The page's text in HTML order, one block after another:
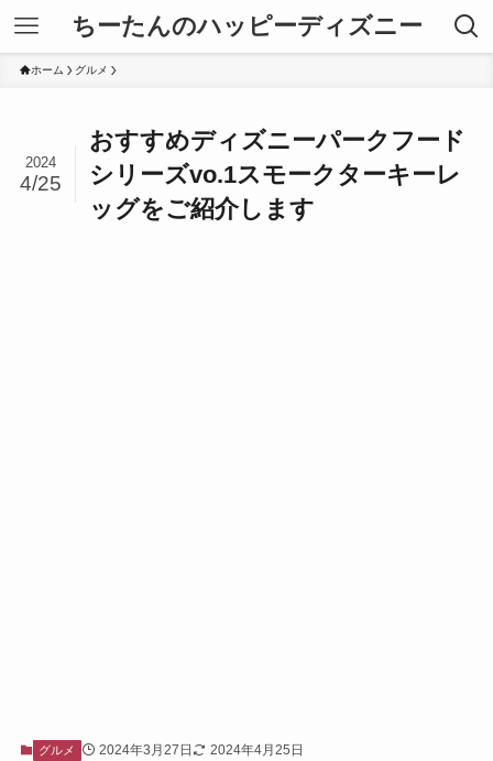
ちーたんのハッピーディズニー
ホーム グルメ
おすすめディズニーパークフード
シリーズvo.1スモークターキーレ
ッグをご紹介します
2024
4/25
グルメ 2024年3月27日 2024年4月25日